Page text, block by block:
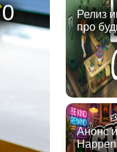
0
Релиз
про
Анонс